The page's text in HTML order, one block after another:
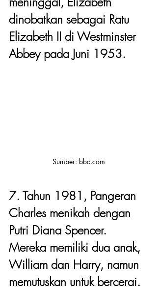
dinobatkan sebagai Ratu
Elizabeth II di Westminster
Abbey pada Juni 1953.
Sumber: bbc.com
7. Tahun 1981, Pangeran
Charles menikah dengan
Putri Diana Spencer.
Mereka memiliki dua anak,
William dan Harry, namun
memutuskan untuk bercerai.